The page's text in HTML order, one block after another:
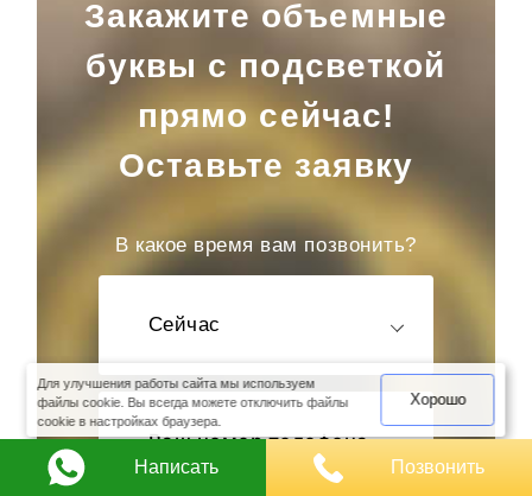
Закажите объемные
буквы с подсветкой
прямо сейчас!
Оставьте заявку
В какое время вам позвонить?
Сейчас
Для улучшения работы сайта мы используем
файлы cookie. Вы всегда можете отключить файлы
cookie в настройках браузера.
Хорошо
Написать Позвонить